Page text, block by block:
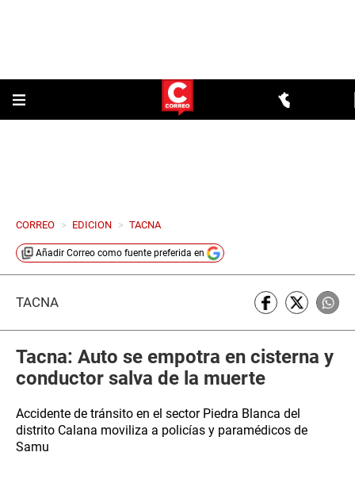
CORREO > EDICION > TACNA
Añadir Correo como fuente preferida en
TACNA
Tacna: Auto se empotra en cisterna y
conductor salva de la muerte
Accidente de tránsito en el sector Piedra Blanca del
distrito Calana moviliza a policías y paramédicos de
Samu